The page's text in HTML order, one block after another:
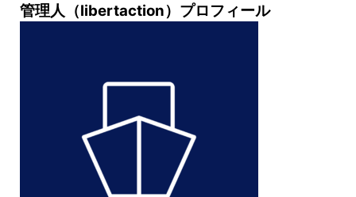
管理人（libertaction）プロフィール